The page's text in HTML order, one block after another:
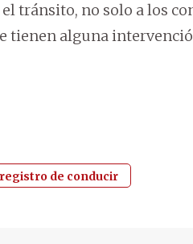
tránsito, no solo a los
tienen alguna
registro de conducir